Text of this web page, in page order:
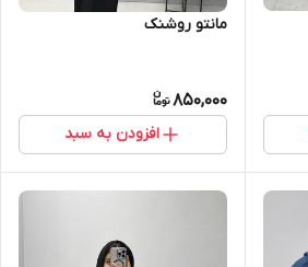
مانتو روشنک
850,000
افزودن به سبد